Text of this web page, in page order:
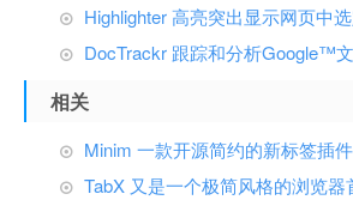
Highlighter 高亮突出显示网页中
DocTrackr 跟踪和分析Google™
相关
Minim 一款开源简约的新标签插件
TabX 又是一个极简风格的浏览器